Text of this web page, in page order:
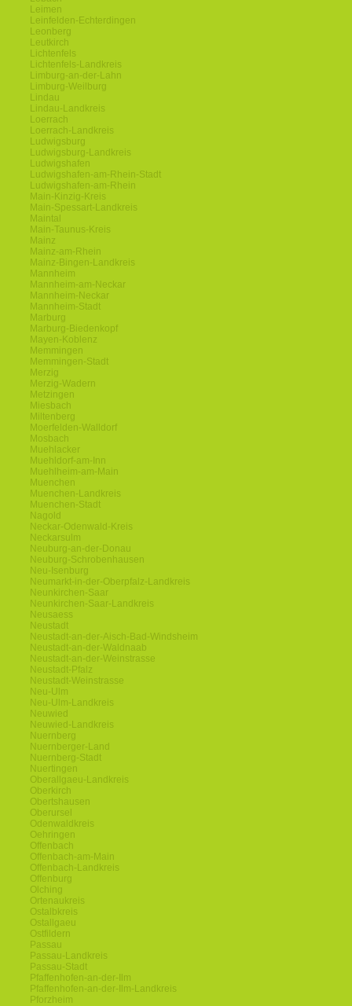
Leimen
Leinfelden-Echterdingen
Leonberg
Leutkirch
Lichtenfels
Lichtenfels-Landkreis
Limburg-an-der-Lahn
Limburg-Weilburg
Lindau
Lindau-Landkreis
Loerrach
Loerrach-Landkreis
Ludwigsburg
Ludwigsburg-Landkreis
Ludwigshafen
Ludwigshafen-am-Rhein-Stadt
Ludwigshafen-am-Rhein
Main-Kinzig-Kreis
Main-Spessart-Landkreis
Maintal
Main-Taunus-Kreis
Mainz
Mainz-am-Rhein
Mainz-Bingen-Landkreis
Mannheim
Mannheim-am-Neckar
Mannheim-Neckar
Mannheim-Stadt
Marburg
Marburg-Biedenkopf
Mayen-Koblenz
Memmingen
Memmingen-Stadt
Merzig
Merzig-Wadern
Metzingen
Miesbach
Miltenberg
Moerfelden-Walldorf
Mosbach
Muehlacker
Muehldorf-am-Inn
Muehlheim-am-Main
Muenchen
Muenchen-Landkreis
Muenchen-Stadt
Nagold
Neckar-Odenwald-Kreis
Neckarsulm
Neuburg-an-der-Donau
Neuburg-Schrobenhausen
Neu-Isenburg
Neumarkt-in-der-Oberpfalz-Landkreis
Neunkirchen-Saar
Neunkirchen-Saar-Landkreis
Neusaess
Neustadt
Neustadt-an-der-Aisch-Bad-Windsheim
Neustadt-an-der-Waldnaab
Neustadt-an-der-Weinstrasse
Neustadt-Pfalz
Neustadt-Weinstrasse
Neu-Ulm
Neu-Ulm-Landkreis
Neuwied
Neuwied-Landkreis
Nuernberg
Nuernberger-Land
Nuernberg-Stadt
Nuertingen
Oberallgaeu-Landkreis
Oberkirch
Obertshausen
Oberursel
Odenwaldkreis
Oehringen
Offenbach
Offenbach-am-Main
Offenbach-Landkreis
Offenburg
Olching
Ortenaukreis
Ostalbkreis
Ostallgaeu
Ostfildern
Passau
Passau-Landkreis
Passau-Stadt
Pfaffenhofen-an-der-Ilm
Pfaffenhofen-an-der-Ilm-Landkreis
Pforzheim